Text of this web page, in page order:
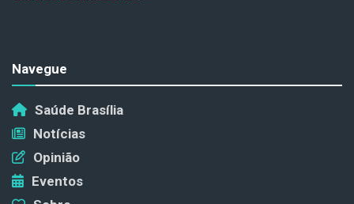
Navegue
Saúde Brasília
Notícias
Opinião
Eventos